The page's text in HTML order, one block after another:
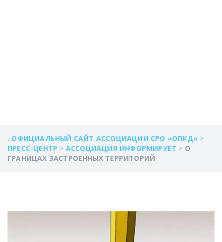
. ОФИЦИАЛЬНЫЙ САЙТ АССОЦИАЦИИ СРО «ОПКД» >
ПРЕСС-ЦЕНТР > АССОЦИАЦИЯ ИНФОРМИРУЕТ > О
ГРАНИЦАХ ЗАСТРОЕННЫХ ТЕРРИТОРИЙ